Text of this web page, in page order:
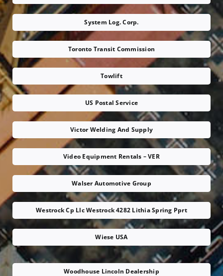
System Log. Corp.
Toronto Transit Commission
Towlift
US Postal Service
Victor Welding And Supply
Video Equipment Rentals – VER
Walser Automotive Group
Westrock Cp Llc Westrock 4282 Lithia Spring Pprt
Wiese USA
Woodhouse Lincoln Dealership